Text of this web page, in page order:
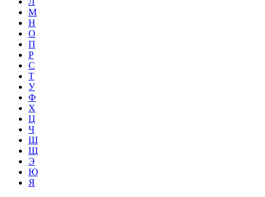
М
Н
О
П
Р
С
Т
У
Ф
Х
Ц
Ч
Ш
Щ
Э
Ю
Я